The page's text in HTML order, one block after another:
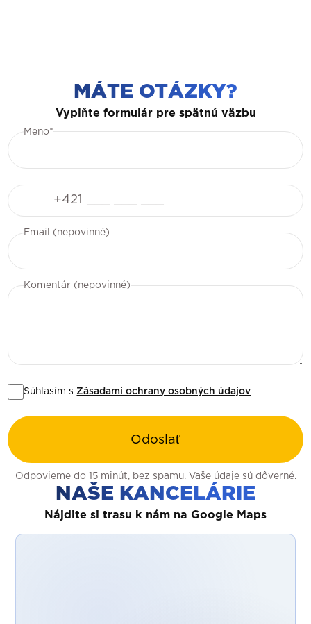
MÁTE OTÁZKY?
Vyplňte formulár pre spätnú väzbu
Meno*
Email (nepovinné)
Komentár (nepovinné)
Súhlasím s Zásadami ochrany osobných údajov
Odoslať
Odpovieme do 15 minút, bez spamu. Vaše údaje sú dôverné.
NAŠE KANCELÁRIE
Nájdite si trasu k nám na Google Maps